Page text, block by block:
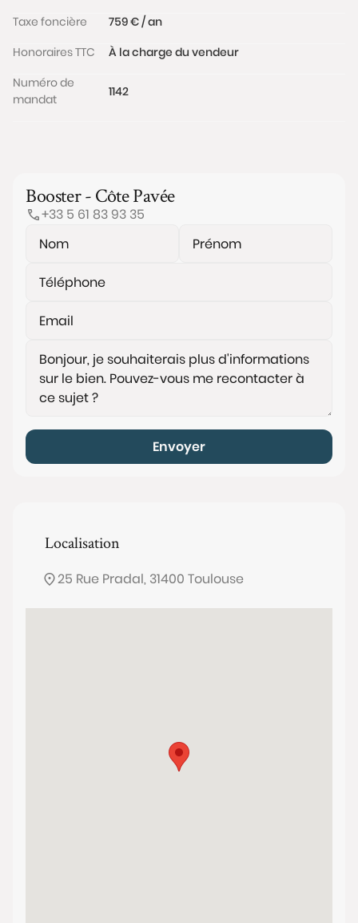
Taxe foncière
759 € / an
Honoraires TTC
À la charge du vendeur
Numéro de
mandat
1142
Booster - Côte Pavée
+33 5 61 83 93 35
Envoyer
Localisation
25 Rue Pradal, 31400 Toulouse